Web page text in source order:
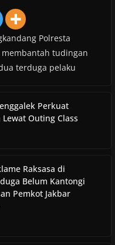
Polresta
membantah tudingan
terduga pelaku
Perkuat
Outing Class
Raksasa di
Belum Kantongi
Pemkot Jakbar